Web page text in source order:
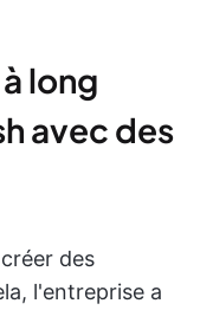
long
avec des
des
l'entreprise a